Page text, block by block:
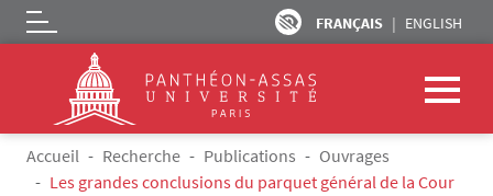
Aller au contenu principal
FRANÇAIS ENGLISH
Logo
Fil d'Ariane
Accueil Recherche Publications
Ouvrages
Les grandes conclusions du parquet général de la Cour